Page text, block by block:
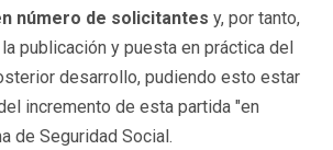
número de solicitantes y, por tanto,
publicación y puesta en práctica del
desarrollo, pudiendo esto estar
incremento de esta partida "en
de Seguridad Social.